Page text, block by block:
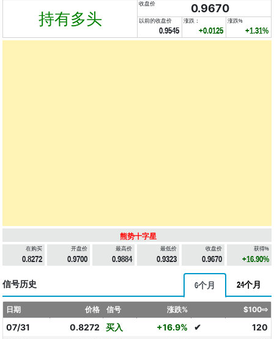
持有多头
收盘价 0.9670
以前的收盘价
0.9545
涨跌：
+0.0125
涨跌%
+1.31%
熊势十字星
在购买
0.8272
开盘价
0.9700
最高价
0.9884
最低价
0.9323
收盘价
0.9670
获得%
+16.90%
信号历史 6个月 24个月
日期 价格 信号 涨跌% $100⇨
07/31 0.8272 买入 +16.9% ✔
120